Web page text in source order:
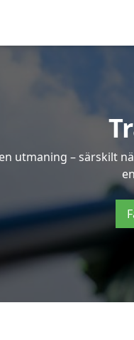
utmaning – särskilt